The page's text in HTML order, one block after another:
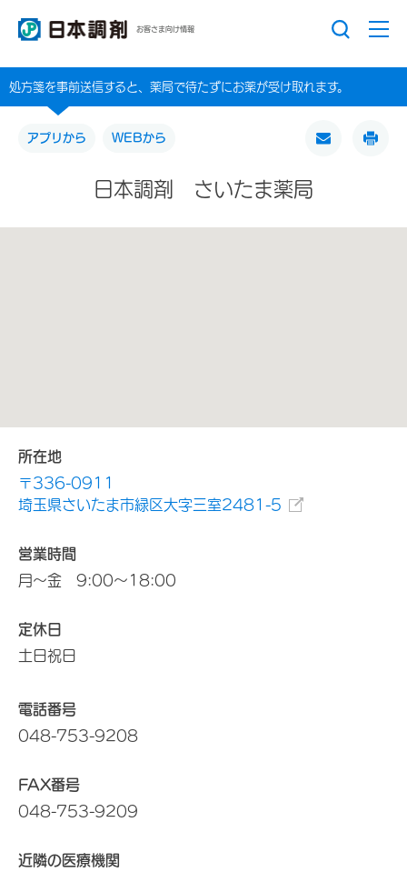
お客さま向け情報
処方箋を事前送信すると、薬局で待たずにお薬が受け取れます。
アプリから WEBから
日本調剤 さいたま薬局
所在地
〒336-0911
埼玉県さいたま市緑区大字三室2481-5
営業時間
月～金 9:00～18:00
定休日
土日祝日
電話番号
048-753-9208
FAX番号
048-753-9209
近隣の医療機関